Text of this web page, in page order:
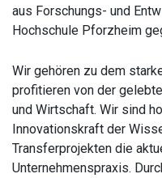
aus Forschungs- und
Hochschule Pforzheim
Wir gehören zu dem
profitieren von der
und Wirtschaft. Wir sind
Innovationskraft der
Transferprojekten die
Unternehmenspraxis.